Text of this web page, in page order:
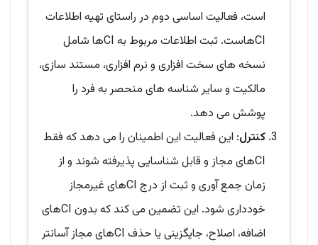
است، فعالیت اساسی دوم در راستای تهیه اطلاعات
CIهاست. ثبت اطلاعات مربوط به CIها شامل
نسخه های سخت افزاری و نرم افزاری، مستند سازی،
مالکیت و سایر شناسه های منحصر به فرد را
پوشش می دهد.
کنترل: این فعالیت این اطمینان را می دهد که فقط
CIهای مجاز و قابل شناسایی پذیرفته شوند و از
زمان جمع آوری و ثبت از درج CIهای غیرمجاز
خودداری شود. این تضمین می کند که بدون CIهای
اضافه، اصلاح، جایگزینی یا حذف CIهای مجاز آسانتر